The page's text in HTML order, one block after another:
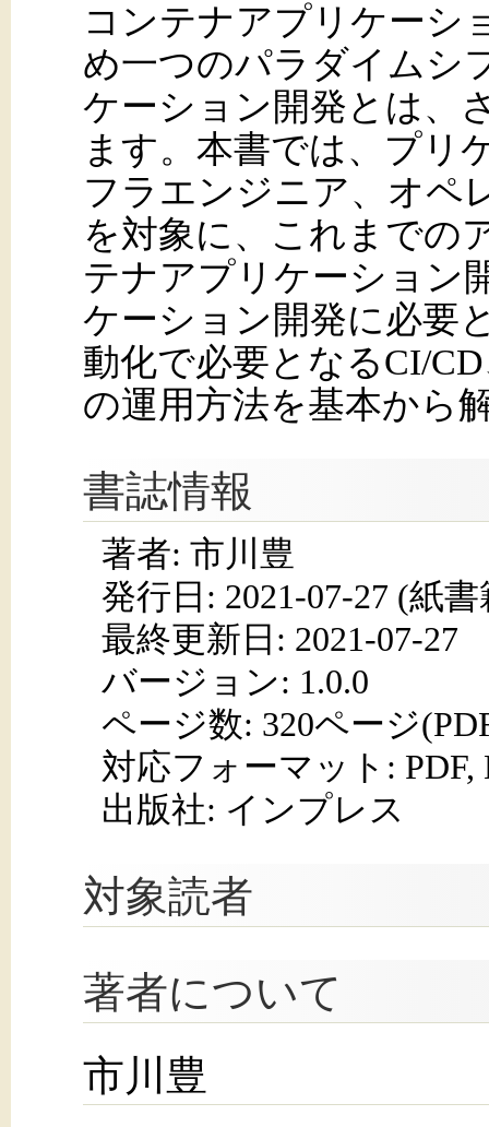
コンテナアプリケーシ
め一つのパラダイムシ
ケーション開発とは、
ます。本書では、プリ
フラエンジニア、オペ
を対象に、これまでの
テナアプリケーション
ケーション開発に必要
動化で必要となるCI/
の運用方法を基本から
書誌情報
著者: 市川豊
発行日: 2021-07-27 (紙書
最終更新日: 2021-07-27
バージョン: 1.0.0
ページ数: 320ページ
対応フォーマット: PDF,
出版社: インプレス
対象読者
著者について
市川豊